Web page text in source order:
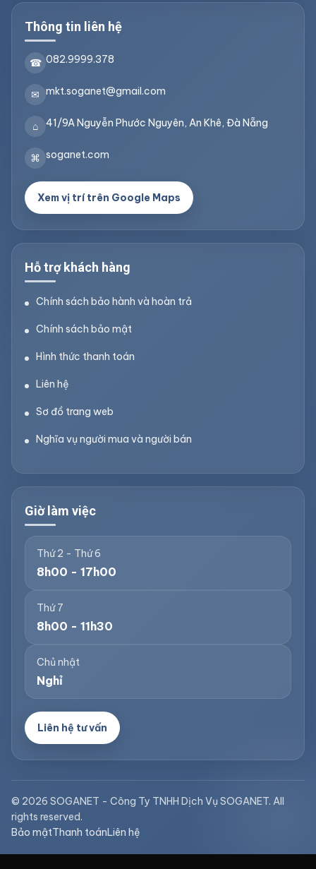
Thông tin liên hệ
☎ 082.9999.378
✉ mkt.soganet@gmail.com
⌂ 41/9A Nguyễn Phước Nguyên, An Khê, Đà Nẵng
⌘ soganet.com
Xem vị trí trên Google Maps
Hỗ trợ khách hàng
Chính sách bảo hành và hoàn trả
Chính sách bảo mật
Hình thức thanh toán
Liên hệ
Sơ đồ trang web
Nghĩa vụ người mua và người bán
Giờ làm việc
Thứ 2 - Thứ 6
8h00 - 17h00
Thứ 7
8h00 - 11h30
Chủ nhật
Nghỉ
Liên hệ tư vấn
© 2026 SOGANET - Công Ty TNHH Dịch Vụ SOGANET. All
rights reserved.
Bảo mậtThanh toánLiên hệ